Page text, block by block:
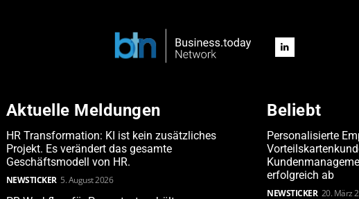
Aktuelle Meldungen
HR Transformation: KI ist kein zusätzliches
Projekt. Es verändert das gesamte
Geschäftsmodell von HR.
NEWSTICKER 5. August 2026
Beliebt
Personalisierte
erfolgreich ab
NEWSTICKER 20. März